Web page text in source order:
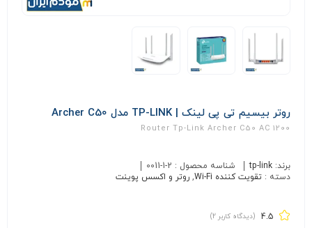
روتر بیسیم تی پی لینک | TP-LINK مدل Archer C50
Router Tp-Link Archer C50 AC 1200
برند: tp-link شناسه محصول : 0011-1-2
دسته : تقویت کننده Wi-Fi , روتر و اکسس پوینت
4.5 (دیدگاه کاربر 2
)